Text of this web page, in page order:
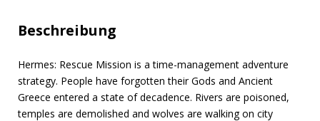
Beschreibung
Hermes: Rescue Mission is a time-management adventure
strategy. People have forgotten their Gods and Ancient
Greece entered a state of decadence. Rivers are poisoned,
temples are demolished and wolves are walking on city